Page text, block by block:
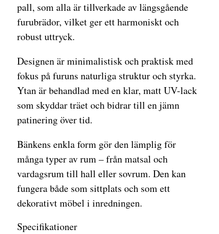
pall, som alla är tillverkade av längsgående
furubrädor, vilket ger ett harmoniskt och
robust uttryck.
Designen är minimalistisk och praktisk med
fokus på furuns naturliga struktur och styrka.
Ytan är behandlad med en klar, matt UV-lack
som skyddar träet och bidrar till en jämn
patinering över tid.
Bänkens enkla form gör den lämplig för
många typer av rum – från matsal och
vardagsrum till hall eller sovrum. Den kan
fungera både som sittplats och som ett
dekorativt möbel i inredningen.
Specifikationer